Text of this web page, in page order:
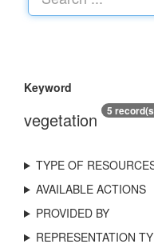
Keyword
vegetation 5
TYPE OF
AVAILABLE ACTIONS
PROVIDED BY
REPRESENTATION